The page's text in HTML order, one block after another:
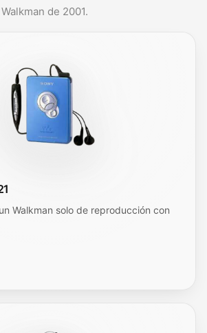
de 2001.
Walkman solo de reproducción con